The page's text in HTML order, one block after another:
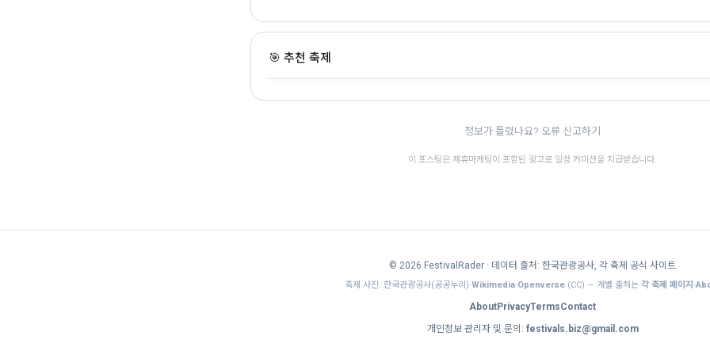
🎯 추천 축제
영야행"
경북 · 7.31~8.9 · 전통문화
정보가 틀렸나요? 오류 신고하기
이 포스팅은 제휴마케팅이 포함된 광고로 일정 커미션을 지급받습니다.
© 2026 FestivalRader · 데이터 출처: 한국관광공사, 각 축제 공식 사이트
축제 사진: 한국관광공사(공공누리)·Wikimedia·Openverse(CC) — 개별 출처는 각 축제 페이지
AboutPrivacyTermsContact
개인정보 관리자 및 문의: festivals.biz@gmail.com